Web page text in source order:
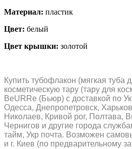
Материал: пластик
Цвет: белый
Цвет крышки: золотой
Купить тубофлакон (мягкая туба
косметическую тару (тару для
BeURRe (Бьюр) с доставкой по
Одесса, Днепропетровск,
Николаев, Кривой рог, Полтава,
Чернигов и другие города
тайм, Укр почта. Возможен
и г. Киев (по предварительному